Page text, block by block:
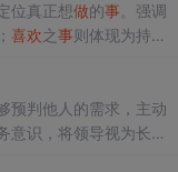
位真正想做的事。强调
喜欢之事则体现为持续
预判他人的需求，主动
意识，将领导视为长